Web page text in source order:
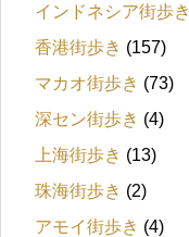
インドネシア街歩き
香港街歩き (157)
マカオ街歩き (73)
深セン街歩き (4)
上海街歩き (13)
珠海街歩き (2)
アモイ街歩き (4)